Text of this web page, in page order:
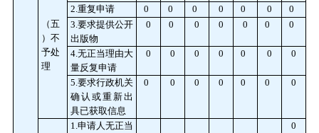
（五
）不
予处
理
2.重复申请 0 0 0 0 0 0
0
3.要求提供公开
出版物
0 0 0 0 0 0 0
4.无正当理由大
量反复申请
0 0 0 0 0 0 0
5.要求行政机关
确认或重新出
具已获取信息
0 0 0 0 0 0 0
1.申请人无正当
0